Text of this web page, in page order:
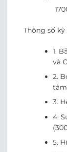
Thông số
1.
và
2.
3.
4.
5.